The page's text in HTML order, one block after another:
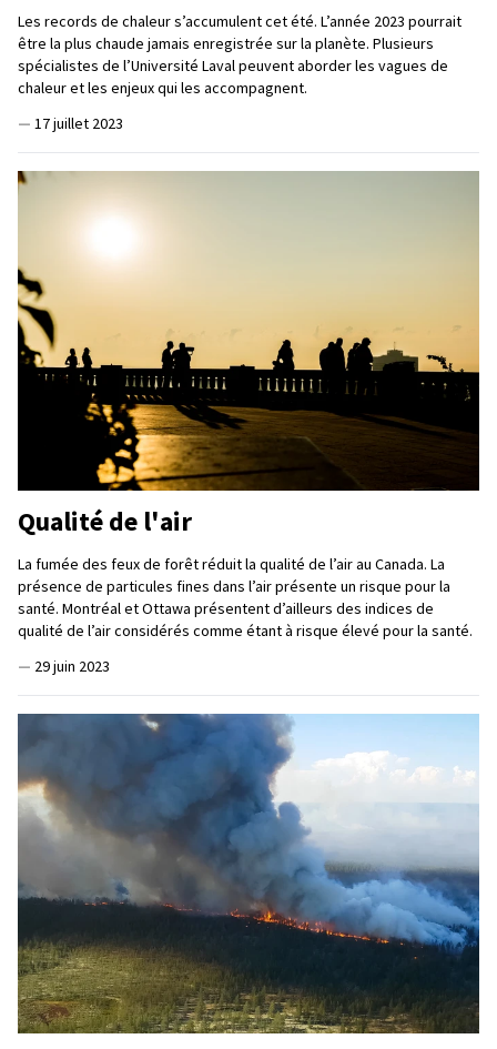
Les records de chaleur s’accumulent cet été. L’année 2023 pourrait
être la plus chaude jamais enregistrée sur la planète. Plusieurs
spécialistes de l’Université Laval peuvent aborder les vagues de
chaleur et les enjeux qui les accompagnent.
— 17 juillet 2023
Qualité de l'air
La fumée des feux de forêt réduit la qualité de l’air au Canada. La
présence de particules fines dans l’air présente un risque pour la
santé. Montréal et Ottawa présentent d’ailleurs des indices de
qualité de l’air considérés comme étant à risque élevé pour la santé.
— 29 juin 2023